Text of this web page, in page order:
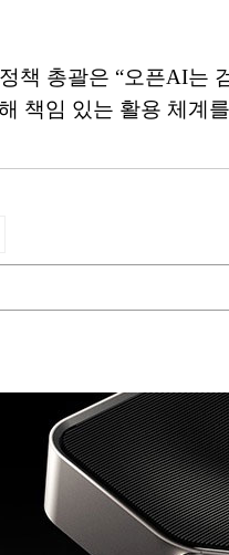
책 총괄은 “오픈AI는
책임 있는 활용 체계